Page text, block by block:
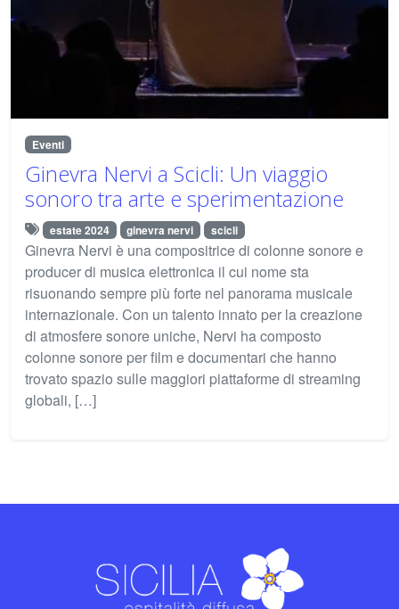
Eventi
Ginevra Nervi a Scicli: Un viaggio
sonoro tra arte e sperimentazione
estate 2024 ginevra nervi scicli
Ginevra Nervi è una compositrice di colonne sonore e
producer di musica elettronica il cui nome sta
risuonando sempre più forte nel panorama musicale
internazionale. Con un talento innato per la creazione
di atmosfere sonore uniche, Nervi ha composto
colonne sonore per film e documentari che hanno
trovato spazio sulle maggiori piattaforme di streaming
globali, […]